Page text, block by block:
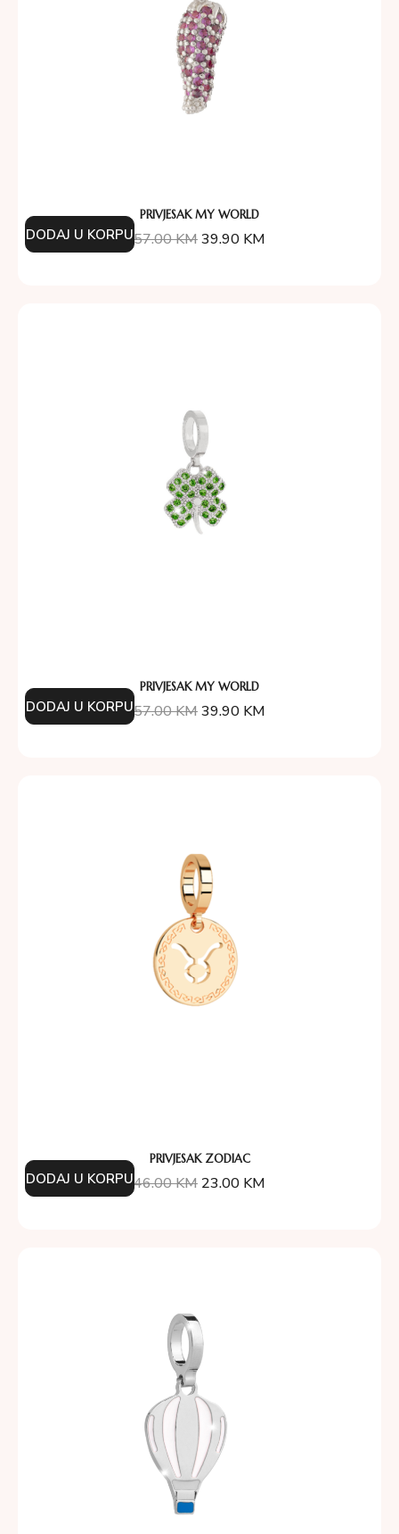
PRIVJESAK MY WORLD
57.00KM39.90 KM
DODAJ U KORPU
PRIVJESAK MY WORLD
57.00KM39.90 KM
DODAJ U KORPU
PRIVJESAK ZODIAC
46.00KM 23.00 KM
DODAJ U KORPU